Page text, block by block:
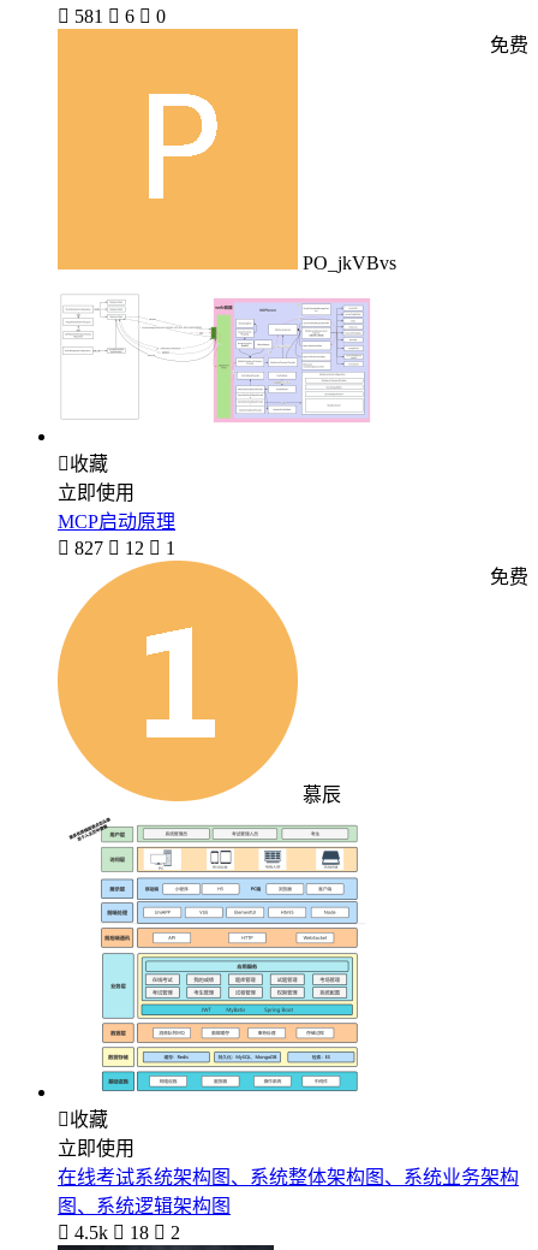
 581  6  0
PO_jkVBvs
免费
收藏
立即使用
MCP启动原理
 827  12  1
慕辰
免费
收藏
立即使用
在线考试系统架构图、系统整体架构图、系统业务架构
图、系统逻辑架构图
 4.5k  18  2